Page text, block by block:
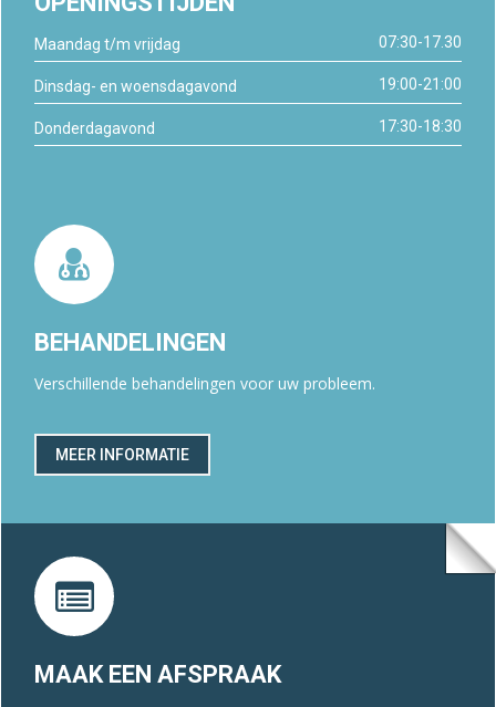
Maandag t/m vrijdag 07:30-17.30
Dinsdag- en woensdagavond 19:00-21:00
Donderdagavond 17:30-18:30
BEHANDELINGEN
Verschillende behandelingen voor uw probleem.
MEER INFORMATIE
MAAK EEN AFSPRAAK